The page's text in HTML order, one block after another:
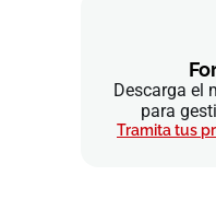
Descarga el
para
Tramita tus